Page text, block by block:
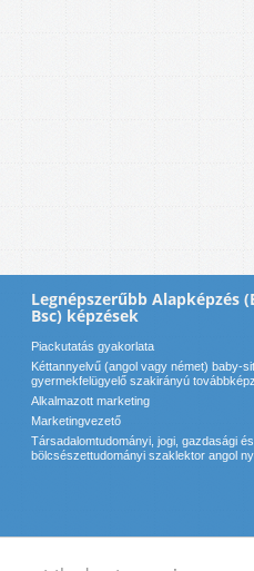
Legnépszerűbb Alapképzés
Bsc) képzések
Piackutatás gyakorlata
Kéttannyelvű (angol vagy német) baby-
gyermekfelügyelő szakirányú
Alkalmazott marketing
Marketingvezető
Társadalomtudományi, jogi, gazdasági és
bölcsészettudományi szaklektor angol